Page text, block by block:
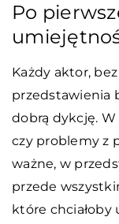
Po
Każdy aktor,
przedstawienia
dobrą dykcję.
czy problemy z
ważne, w
przede
które chciałoby